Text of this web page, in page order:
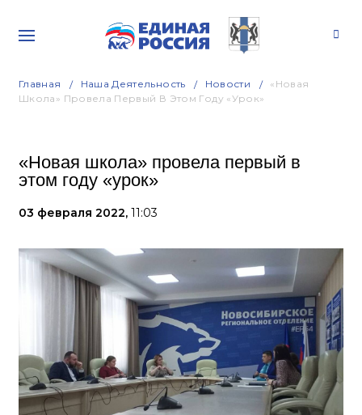
Главная Наша Деятельность Новости
«Новая
Школа» Провела Первый В Этом Году «урок»
«Новая школа» провела первый в
этом году «урок»
03 февраля 2022, 11:03